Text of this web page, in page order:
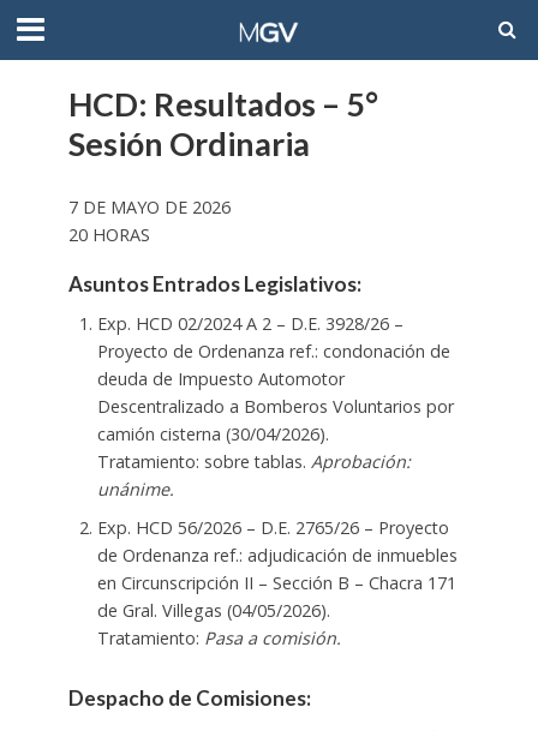
HCD: Resultados – 5°
Sesión Ordinaria
7 DE MAYO DE 2026
20 HORAS
Asuntos Entrados Legislativos:
Exp. HCD 02/2024 A 2 – D.E. 3928/26 –
Proyecto de Ordenanza ref.: condonación de
deuda de Impuesto Automotor
Descentralizado a Bomberos Voluntarios por
camión cisterna (30/04/2026).
Tratamiento: sobre tablas. Aprobación:
unánime.
Exp. HCD 56/2026 – D.E. 2765/26 – Proyecto
de Ordenanza ref.: adjudicación de inmuebles
en Circunscripción II – Sección B – Chacra 171
de Gral. Villegas (04/05/2026).
Tratamiento: Pasa a comisión.
Despacho de Comisiones: